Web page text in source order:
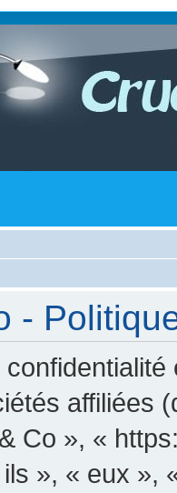
-
affiliées
Co », «
», « eux »,